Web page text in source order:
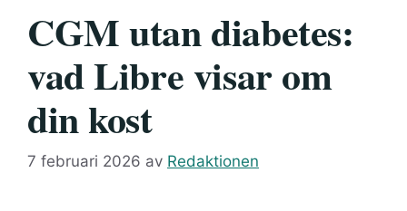
CGM utan diabetes:
vad Libre visar om
din kost
7 februari 2026 av Redaktionen